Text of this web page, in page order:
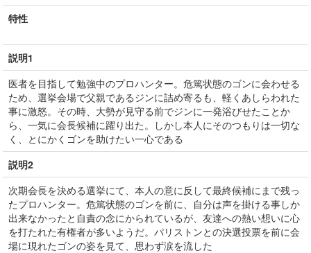
特性
説明1
医者を目指して勉強中のプロハンター。危篤状態のゴンに会わせる
ため、選挙会場で父親であるジンに詰め寄るも、軽くあしらわれた
事に激怒。その時、大勢が見守る前でジンに一発浴びせたことか
ら、一気に会長候補に躍り出た。しかし本人にそのつもりは一切な
く、とにかくゴンを助けたい一心である
説明2
次期会長を決める選挙にて、本人の意に反して最終候補にまで残っ
たプロハンター。危篤状態のゴンを前に、自分は声を掛ける事しか
出来なかったと自責の念にかられているが、友達への熱い想いに心
を打たれた有権者が多いようだ。パリストンとの決選投票を前に会
場に現れたゴンの姿を見て、思わず涙を流した